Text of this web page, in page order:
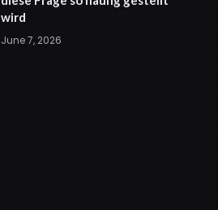
wird
June 7, 2026